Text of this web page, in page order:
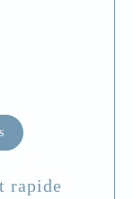
rapide